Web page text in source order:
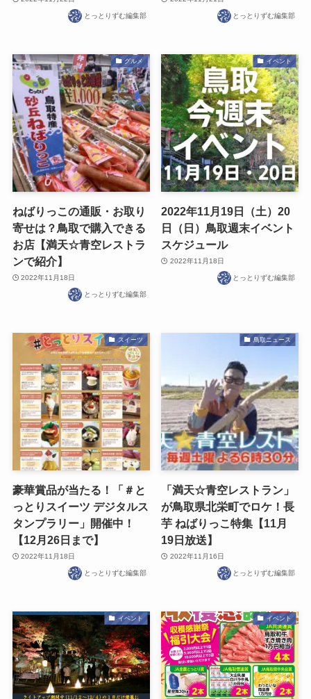
とっとりずむ編集部 とっとりずむ編集部
グルメ
ねばりっこの通販・お取り
寄せは？鳥取で購入できる
お店【満天☆青空レストラ
ンで紹介】
2022年11月18日
とっとりずむ編集部
イベント
2022年11月19日（土）20
日（日）鳥取週末イベント
スケジュール
2022年11月18日
とっとりずむ編集部
スイーツ
豪華賞品が当たる！「＃と
っとりスイーツ デジタルス
タンプラリー」開催中！
【12月26日まで】
2022年11月18日
とっとりずむ編集部
鳥取ニュース
「満天☆青空レストラン」
が鳥取県北栄町でロケ！長
芋 ねばりっこ特集【11月
19日放送】
2022年11月16日
とっとりずむ編集部
イベント イベント